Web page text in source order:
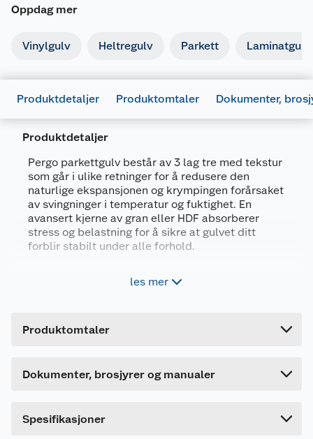
Oppdag mer
Vinylgulv Heltregulv Parkett Laminatgulv
Produktdetaljer Produktomtaler Dokumenter,
Produktdetaljer
Pergo parkettgulv består av 3 lag tre med tekstur
som går i ulike retninger for å redusere den
naturlige ekspansjonen og krympingen forårsaket
av svingninger i temperatur og fuktighet. En
avansert kjerne av gran eller HDF absorberer
stress og belastning for å sikre at gulvet ditt
forblir stabilt under alle forhold.
33 års garanti
Egenskaper
trenger inn i treet, og beskytter det nye
les mer
Produktomtaler
Dette produktet har ikke fått noen omtale ennå.
Dokumenter, brosjyrer og manualer
Dokumentasjon
682637_5400818222727_.pdf
Last ned / vis datablad
Produktdatablad
Last ned / vis datablad
Spesifikasjoner
Generelt
NORDIC POLAR OAK
Bruttovekt